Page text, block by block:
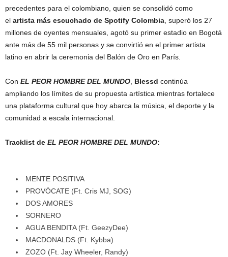
precedentes para el colombiano, quien se consolidó como
el artista más escuchado de Spotify Colombia , superó los 27
millones de oyentes mensuales, agotó su primer estadio en Bogotá
ante más de 55 mil personas y se convirtió en el primer artista
latino en abrir la ceremonia del Balón de Oro en París.
Con EL PEOR HOMBRE DEL MUNDO Blessd continúa
ampliando los límites de su propuesta artística mientras fortalece
una plataforma cultural que hoy abarca la música, el deporte y la
comunidad a escala internacional.
Tracklist de EL PEOR HOMBRE DEL MUNDO:
MENTE POSITIVA
PROVÓCATE (Ft. Cris MJ, SOG)
DOS AMORES
SORNERO
AGUA BENDITA (Ft. GeezyDee)
MACDONALDS (Ft. Kybba)
ZOZO (Ft. Jay Wheeler, Randy)